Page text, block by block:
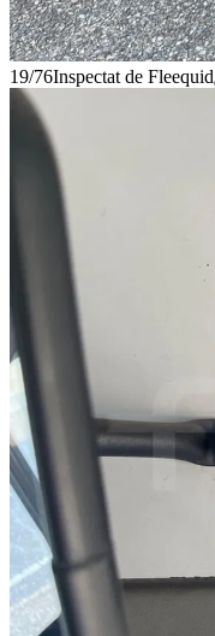
19/76Inspectat de Fleequid